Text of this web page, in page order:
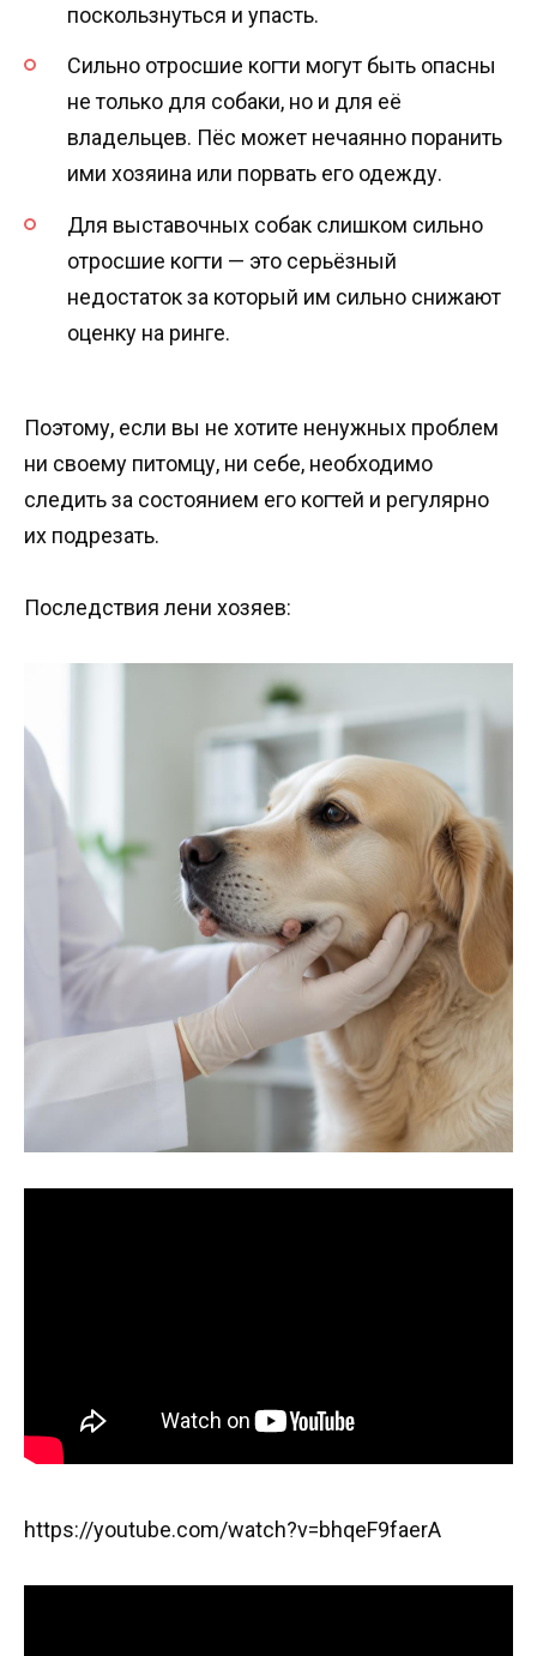
поскользнуться и упасть.
Сильно отросшие когти могут быть опасны
не только для собаки, но и для её
владельцев. Пёс может нечаянно поранить
ими хозяина или порвать его одежду.
Для выставочных собак слишком сильно
отросшие когти — это серьёзный
недостаток за который им сильно снижают
оценку на ринге.
Поэтому, если вы не хотите ненужных проблем
ни своему питомцу, ни себе, необходимо
следить за состоянием его когтей и регулярно
их подрезать.
Последствия лени хозяев:
https://youtube.com/watch?v=bhqeF9faerA